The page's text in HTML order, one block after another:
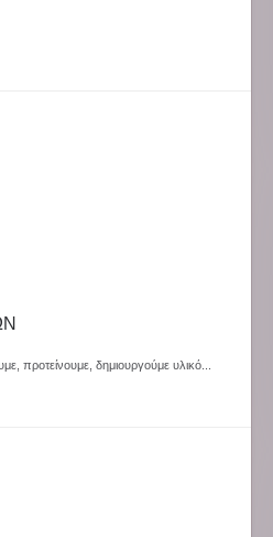
προτείνουμε, δημιουργούμε υλικό...